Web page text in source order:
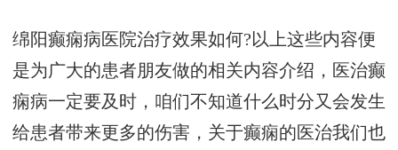
绵阳癫痫病医院治疗效果如何?以上这些内容便
是为广大的患者朋友做的相关内容介绍，医治癫
痫病一定要及时，咱们不知道什么时分又会发生
给患者带来更多的伤害，关于癫痫的医治我们也